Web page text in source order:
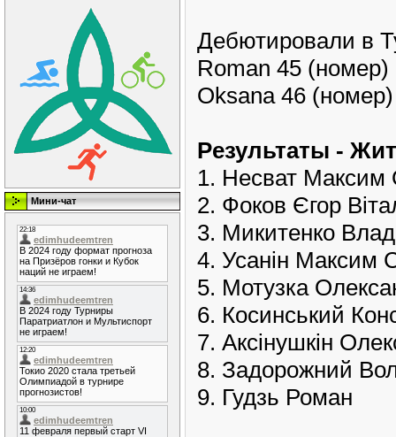
Мини-чат
Дебютировали в
Roman 45 (номер)
Oksana 46 (номер)
Pезультаты -
1. Несват Максим
2. Фоков Єгор
3. Микитенко
4. Усанін Максим
5. Мотузка
6. Косинський
7. Аксінушкін
8. Задорожний
9. Гудзь Роман